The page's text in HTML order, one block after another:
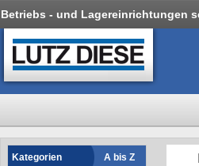
Betriebs - und Lagereinrichtungen
Kategorien
A bis Z